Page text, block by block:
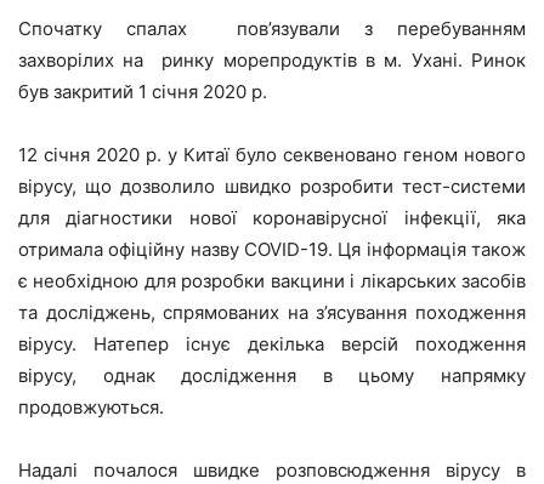
Спочатку спалах пов’язували з перебуванням
захворілих на ринку морепродуктів в м. Ухані. Ринок
був закритий 1 січня 2020 р.
12 січня 2020 р. у Китаї було секвеновано геном нового
вірусу, що дозволило швидко розробити тест-системи
для діагностики нової коронавірусної інфекції, яка
отримала офіційну назву COVID-19. Ця інформація також
є необхідною для розробки вакцини і лікарських засобів
та досліджень, спрямованих на з’ясування походження
вірусу. Натепер існує декілька версій походження
вірусу, однак дослідження в цьому напрямку
продовжуються.
Надалі почалося швидке розповсюдження вірусу в